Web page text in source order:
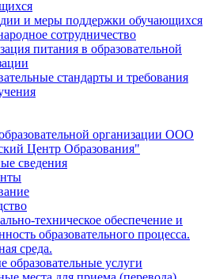
и меры поддержки обучающихся
сотрудничество
питания в образовательной
стандарты и требования
организации ООО
Центр Образования"
сведения
техническое обеспечение и
образовательного процесса.
среда.
образовательные услуги